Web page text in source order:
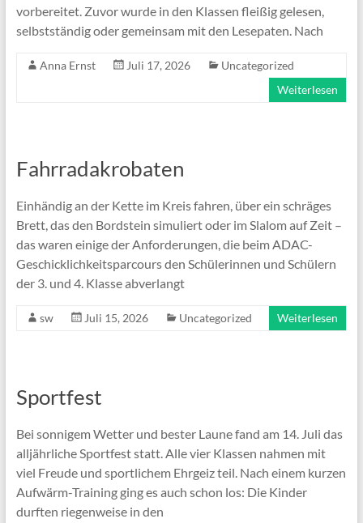
vorbereitet. Zuvor wurde in den Klassen fleißig gelesen,
selbstständig oder gemeinsam mit den Lesepaten. Nach
Anna Ernst Juli 17, 2026
Uncategorized
Weiterlesen
Fahrradakrobaten
Einhändig an der Kette im Kreis fahren, über ein schräges
Brett, das den Bordstein simuliert oder im Slalom auf Zeit –
das waren einige der Anforderungen, die beim ADAC-
Geschicklichkeitsparcours den Schülerinnen und Schülern
der 3. und 4. Klasse abverlangt
sw Juli 15, 2026 Uncategorized Weiterlesen
Sportfest
Bei sonnigem Wetter und bester Laune fand am 14. Juli das
alljährliche Sportfest statt. Alle vier Klassen nahmen mit
viel Freude und sportlichem Ehrgeiz teil. Nach einem kurzen
Aufwärm-Training ging es auch schon los: Die Kinder
durften riegenweise in den